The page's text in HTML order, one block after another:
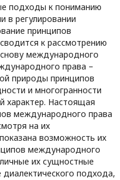
подходы к пониманию
в регулировании
принципов
к рассмотрению
международного
права –
природы принципов
и многогранности
характер. Настоящая
международного права
на их
возможность их
международного
их сущностные
подхода,